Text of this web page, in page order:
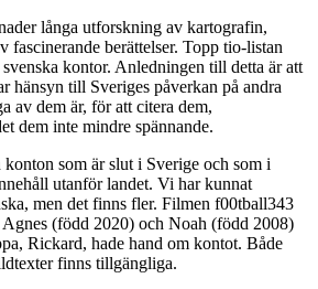
långa utforskning av kartografin,
fascinerande berättelser. Topp tio-listan
kontor. Anledningen till detta är att
hänsyn till Sveriges påverkan på andra
av dem är, för att citera dem,
dem inte mindre spännande.
som är slut i Sverige och som i
utanför landet. Vi har kunnat
men det finns fler. Filmen f00tball343
(född 2020) och Noah (född 2008)
Rickard, hade hand om kontot. Både
finns tillgängliga.